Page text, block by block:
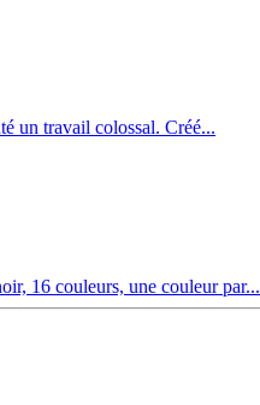
un travail colossal. Créé...
16 couleurs, une couleur par...